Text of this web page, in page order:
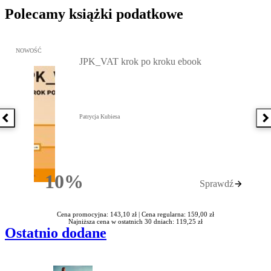
Polecamy książki podatkowe
Poprzednia książka
Przejdź do: JPK_VAT krok po kroku ebook, Patrycja Kubiesa -
NOWOŚĆ
10%Rabatu
JPK_VAT krok po kroku ebook
Patrycja Kubiesa
Sprawdź
Cena promocyjna: 143,10 zł | Cena regularna: 159,00 zł
Najniższa cena w ostatnich 30 dniach: 119,25 zł
Ostatnio dodane